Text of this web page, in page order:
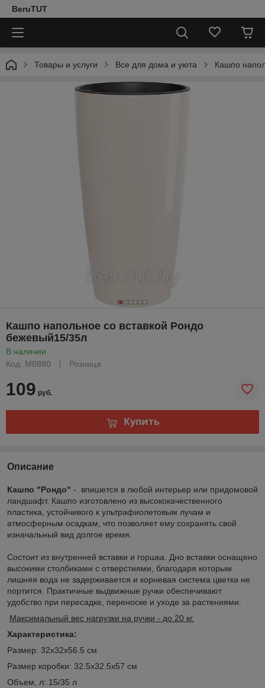
BeruTUT
Товары и услуги Все для дома и уюта Кашпо
Кашпо напольное со вставкой Рондо
бежевый15/35л
В наличии
Код: М8880
Розница
109 руб.
Купить
Описание
Кашпо "Рондо" - впишется в любой интерьер или придомовой
ландшафт. Кашпо изготовлено из высококачественного
пластика, устойчивого к ультрафиолетовым лучам и
атмосферным осадкам, что позволяет ему сохранять свой
изначальный вид долгое время.
Состоит из внутренней вставки и горшка. Дно вставки оснащено
высокими столбиками с отверстиями, благодаря которым
лишняя вода не задерживается и корневая система цветка не
портится. Практичные выдвижные ручки обеспечивают
удобство при пересадке, переноске и уходе за растениями.
Максимальный вес нагрузки на ручки - до 20 кг.
Характеристика:
Размер: 32х32х56.5 см
Размер коробки: 32.5х32.5х57 см
Объем, л: 15/35 л